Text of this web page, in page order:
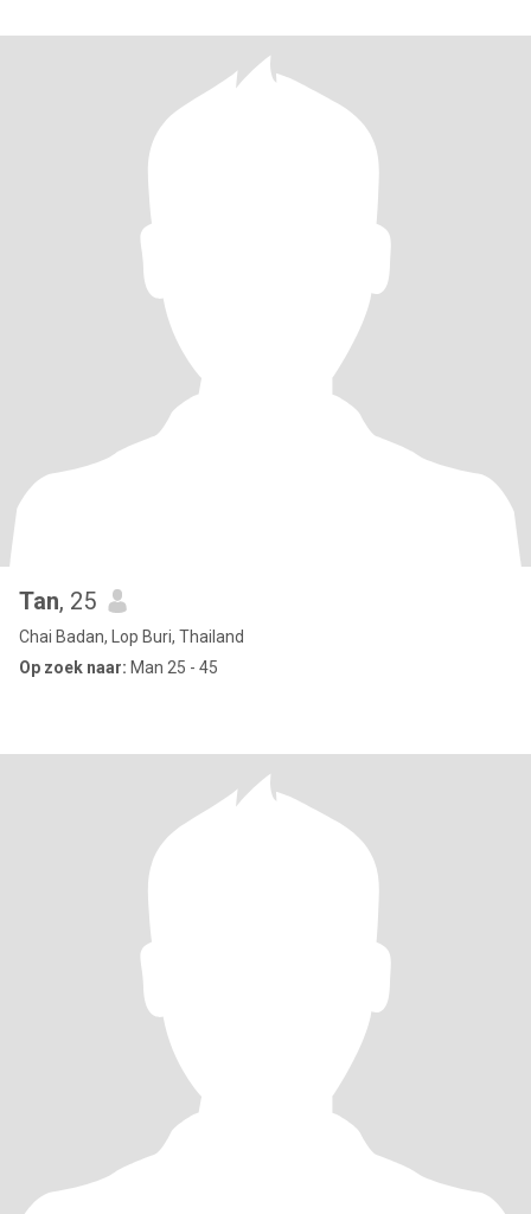
Tan, 25
Chai Badan, Lop Buri, Thailand
Op zoek naar: Man 25 - 45